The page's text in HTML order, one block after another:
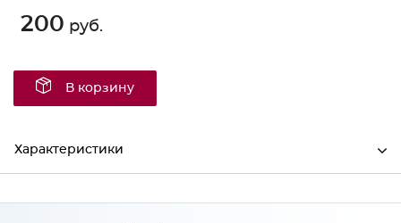
200 руб.
В корзину
Характеристики
Производитель Сурская мебель